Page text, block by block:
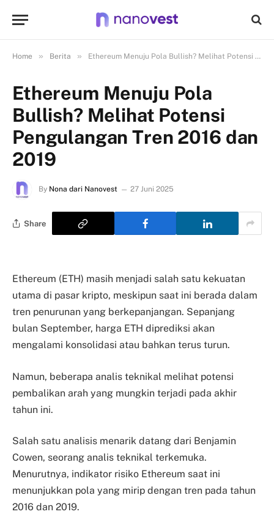
Home » Berita » Ethereum Menuju Pola Bullish? Melihat Potensi Pengulangan Tren 2016 dan 2019
Ethereum Menuju Pola
Bullish? Melihat Potensi
Pengulangan Tren 2016 dan
2019
By Nona dari Nanovest 27 Juni 2025
Share
Ethereum (ETH) masih menjadi salah satu kekuatan
utama di pasar kripto, meskipun saat ini berada dalam
tren penurunan yang berkepanjangan. Sepanjang
bulan September, harga ETH diprediksi akan
mengalami konsolidasi atau bahkan terus turun.
Namun, beberapa analis teknikal melihat potensi
pembalikan arah yang mungkin terjadi pada akhir
tahun ini.
Salah satu analisis menarik datang dari Benjamin
Cowen, seorang analis teknikal terkemuka.
Menurutnya, indikator risiko Ethereum saat ini
menunjukkan pola yang mirip dengan tren pada tahun
2016 dan 2019.